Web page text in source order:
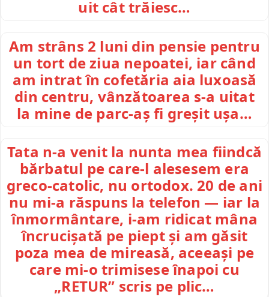
uit cât trăiesc…
Am strâns 2 luni din pensie pentru
un tort de ziua nepoatei, iar când
am intrat în cofetăria aia luxoasă
din centru, vânzătoarea s-a uitat
la mine de parc-aș fi greșit ușa…
Tata n-a venit la nunta mea fiindcă
bărbatul pe care-l alesesem era
greco-catolic, nu ortodox. 20 de ani
nu mi-a răspuns la telefon — iar la
înmormântare, i-am ridicat mâna
încrucișată pe piept și am găsit
poza mea de mireasă, aceeași pe
care mi-o trimisese înapoi cu
„RETUR” scris pe plic…